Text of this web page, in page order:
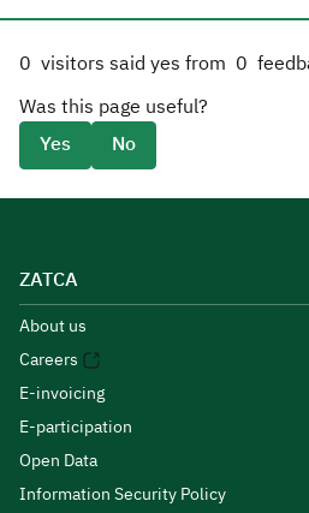
0 visitors said yes from 0
Was this page useful?
Yes
No
ZATCA
About us
Careers
E-invoicing
E-participation
Open Data
Information Security Policy